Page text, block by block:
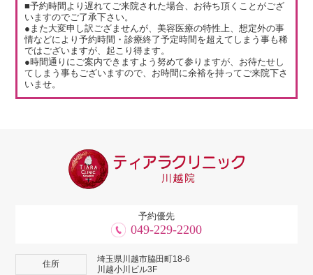
■予約時間より遅れてご来院された場合、お待ち頂くことがござ
いますのでご了承下さい。
●また大変申し訳ござませんが、美容医療の特性上、想定外の事
情などにより予約時間・診療終了予定時間を超えてしまう事も稀
ではございますが、起こり得ます。
●時間通りにご案内できますよう努めて参りますが、お待たせし
てしまう事もございますので、お時間に余裕を持ってご来院下さ
いませ。
予約優先
049-229-2200
住所
埼玉県川越市脇田町18-6
川越小川ビル3F